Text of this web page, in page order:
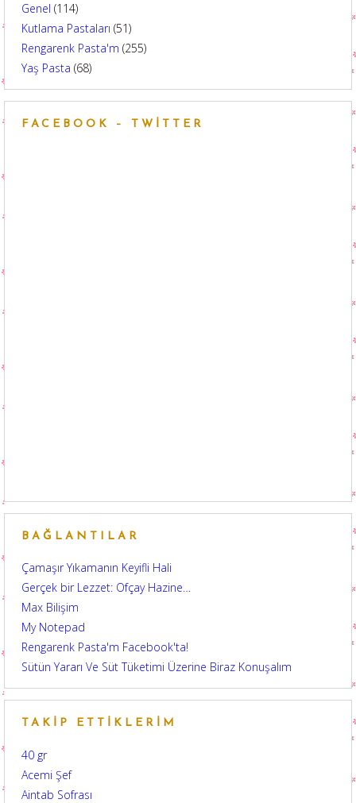
Genel (114)
Kutlama Pastaları (51)
Rengarenk Pasta'm (255)
Yaş Pasta (68)
FACEBOOK – TWITTER
BAĞLANTILAR
Çamaşır Yıkamanın Keyifli Hali
Gerçek bir Lezzet: Ofçay Hazine…
Max Bilişim
My Notepad
Rengarenk Pasta'm Facebook'ta!
Sütün Yararı Ve Süt Tüketimi Üzerine Biraz Konuşalım
TAKIP ETTIKLERIM
40 gr
Acemi Şef
Aintab Sofrası